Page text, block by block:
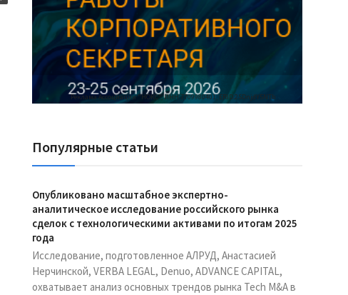
Реклама Ассоциации "НОКС", ИНН 7709980401, ERID:2SDnjdY5NTb
Популярные статьи
Опубликовано масштабное экспертно-
аналитическое исследование российского рынка
сделок с технологическими активами по итогам 2025
года
Исследование, подготовленное АЛРУД, Анастасией
Нерчинской, VERBA LEGAL, Denuo, ADVANCE CAPITAL,
охватывает анализ основных трендов рынка Tech M&A в